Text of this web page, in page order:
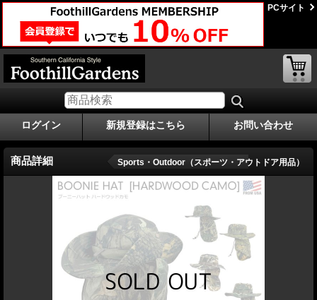
PCサイト
ログイン 新規登録はこちら お問い合わせ
商品詳細 Sports・Outdoor（スポーツ・アウトドア用品）